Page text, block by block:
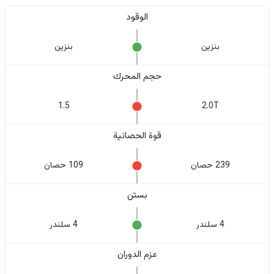
الوقود
بنزين بنزين
حجم المحرك
2.0T
1.5
قوة الحصانية
239 حصان 109 حصان
بستن
4 سلندر 4 سلندر
عزم الدوران